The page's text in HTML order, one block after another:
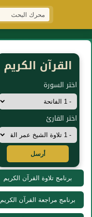
القرآن الكريم
اختر السورة
اختر القارئ
أرسل
برنامج تلاوة القرآن الكريم
برنامج مراجعة القرآن الكريم